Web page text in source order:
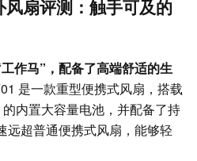
扇评测：触手可及的
作马”，配备了高端舒适的生
是一款重型便携式风扇，搭载
内置大容量电池，并配备了持
远超普通便携式风扇，能够轻